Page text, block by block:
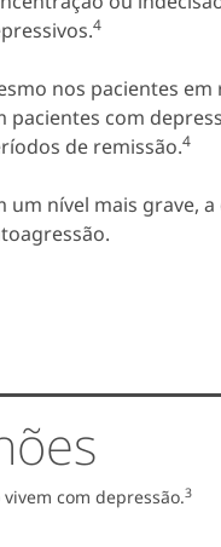
4
nos pacientes
pacientes com
de remissão.4
um nível mais grave,
com depressão.3